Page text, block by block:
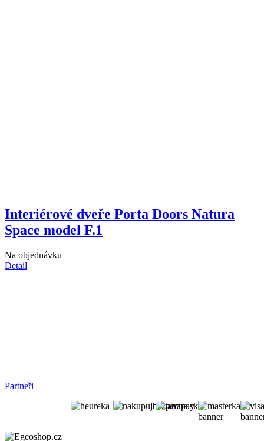
Interiérové dveře Porta Doors Natura
Space model F.1
Na objednávku
Detail
Partneři